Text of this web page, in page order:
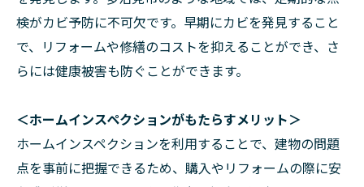
検がカビ予防に不可欠です。早期にカビを発見すること
で、リフォームや修繕のコストを抑えることができ、さ
らには健康被害も防ぐことができます。
＜ホームインスペクションがもたらすメリット＞
ホームインスペクションを利用することで、建物の問題
点を事前に把握できるため、購入やリフォームの際に安